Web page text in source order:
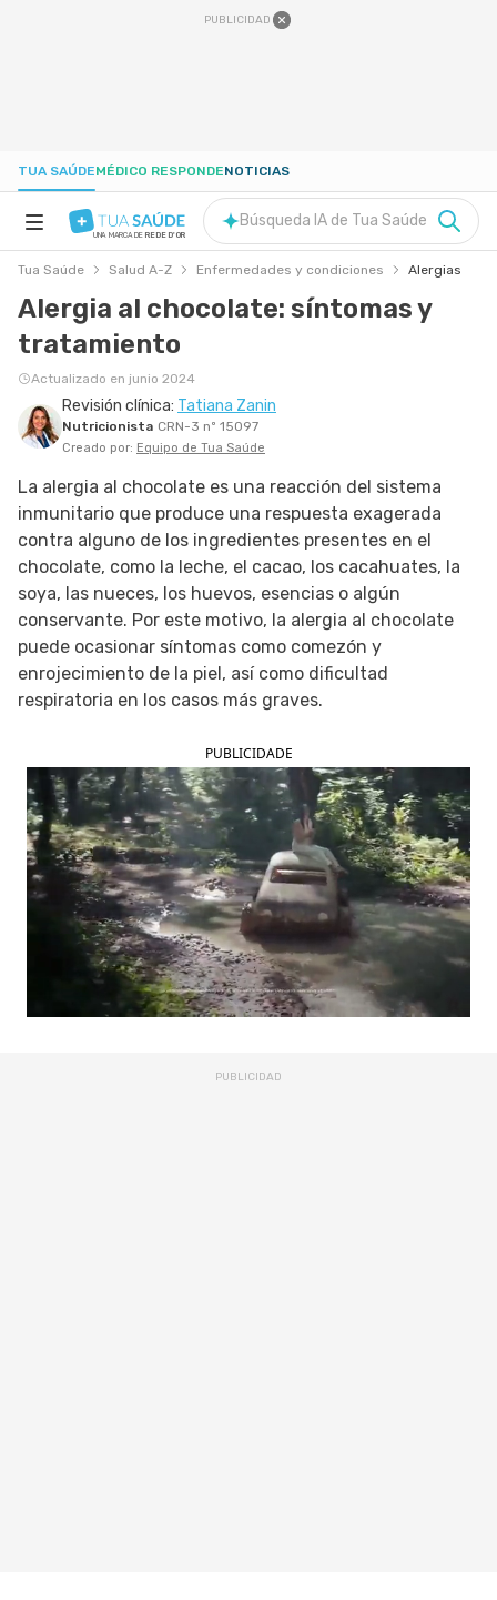
PUBLICIDAD
TUA SAÚDEMÉDICO RESPONDENOTICIAS
NUTRICIÓN
EMBARAZO
SIGUE TUA SAÚDE EN LAS REDES SOCIALES
UNA MARCA DE REDE D'OR
Búsqueda IA de Tua Saúde
Tua Saúde Salud A-Z Enfermedades y condiciones Alergias
Alergia al chocolate: síntomas y
tratamiento
Actualizado en junio 2024
Revisión clínica: Tatiana Zanin
Nutricionista CRN-3 nº 15097
Creado por: Equipo de Tua Saúde
La alergia al chocolate es una reacción del sistema
inmunitario que produce una respuesta exagerada
contra alguno de los ingredientes presentes en el
chocolate, como la leche, el cacao, los cacahuates, la
soya, las nueces, los huevos, esencias o algún
conservante. Por este motivo, la alergia al chocolate
puede ocasionar síntomas como comezón y
enrojecimiento de la piel, así como dificultad
respiratoria en los casos más graves.
PUBLICIDADE